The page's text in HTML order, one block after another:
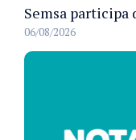
06/08/2026